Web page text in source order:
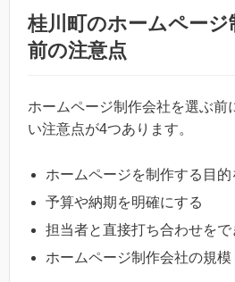
桂川町のホームページ
前の注意点
ホームページ制作会社を選ぶ前
い注意点が4つあります。
ホームページを制作する目
予算や納期を明確にする
担当者と直接打ち合わせをで
ホームページ制作会社の規模